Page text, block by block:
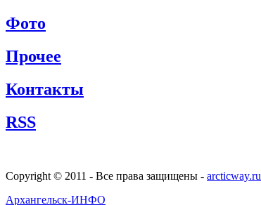
Фото
Прочее
Контакты
RSS
Copyright © 2011 - Все права защищены - arcticway.ru
Архангельск-ИНФО